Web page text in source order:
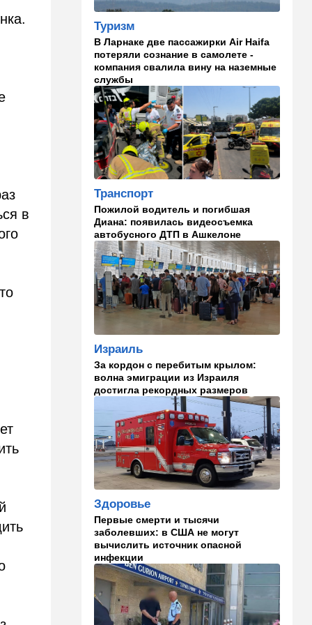
в
ночь Одессе и Харькову:
08:45 Деньги
Как торговые сети
манипулируют вами,
заставляя вас
раскошелиться. И как от
этого защититься
07:56 Спорт
Брат известного иранского
спортсмена обратился к
просьбой
07:20 Ближний Восток
Американская блокада
парализовала экспорт
иранской нефти
06:45 Здоровье
Всего 15 минут сна могут
изменить здоровье:
результаты нового
исследования
02:30 Израиль
Погода в Израиле на
неделю: жаркие деньки
00:01 Ближний Восток
Треугольник будет выпит:
"исламский НАТО" угрожает
расширением и
международной изоляцией
Израиля
23:58 Мнения
Каждое утро бреющийся
иудей рискует нарушить
заповедь…
23:36 В мире
Филиппины: израильтянин
Туризм
В Ларнаке две пассажирки Air Haifa
потеряли сознание в самолете -
компания свалила вину на наземные
службы
Транспорт
Пожилой водитель и погибшая
Диана: появилась видеосъемка
автобусного ДТП в Ашкелоне
Израиль
За кордон с перебитым крылом:
волна эмиграции из Израиля
достигла рекордных размеров
Здоровье
Первые смерти и тысячи
заболевших: в США не могут
вычислить источник опасной
инфекции